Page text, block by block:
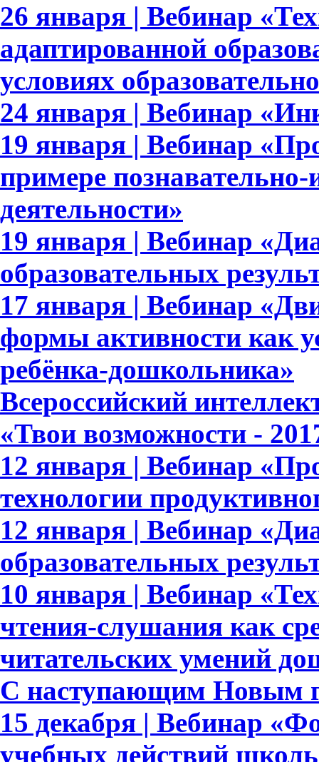
26 января | Вебинар
адаптированной
условиях
24 января | Вебинар
19 января | Вебинар
примере познавательно-
деятельности»
19 января | Вебинар
образовательных
17 января | Вебинар
формы активности как
ребёнка-дошкольника»
Всероссийский
«Твои возможности -
12 января | Вебинар
технологии
12 января | Вебинар
образовательных
10 января | Вебинар
чтения-слушания как
читательских умений
С наступающим Новым
15 декабря | Вебинар
учебных действий